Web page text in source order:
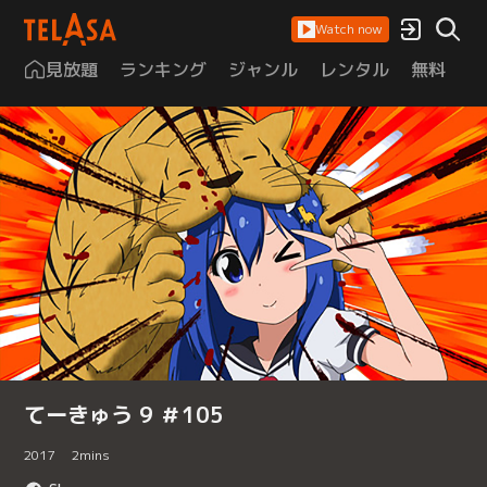
Watch now
見放題 ランキング ジャンル レンタル 無料
てーきゅう 9 ＃105
2017 2mins